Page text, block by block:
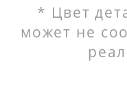
* Цвет
может не